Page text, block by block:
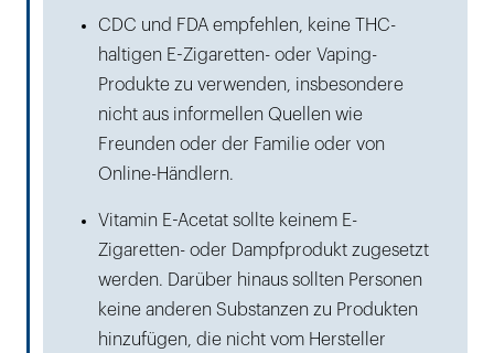
CDC und FDA empfehlen, keine THC-
haltigen E-Zigaretten- oder Vaping-
Produkte zu verwenden, insbesondere
nicht aus informellen Quellen wie
Freunden oder der Familie oder von
Online-Händlern.
Vitamin E-Acetat sollte keinem E-
Zigaretten- oder Dampfprodukt zugesetzt
werden. Darüber hinaus sollten Personen
keine anderen Substanzen zu Produkten
hinzufügen, die nicht vom Hersteller